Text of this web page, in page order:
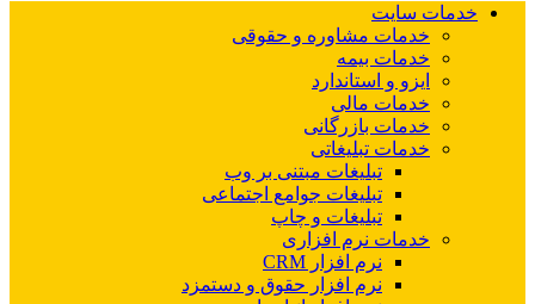
خدمات سایت
خدمات مشاوره و حقوقی
خدمات بیمه
ایزو و استاندارد
خدمات مالی
خدمات بازرگانی
خدمات تبلیغاتی
تبلیغات مبتنی بر وب
تبلیغات جوامع اجتماعی
تبلیغات و چاپ
خدمات نرم افزاری
نرم افزار CRM
نرم افزار حقوق و دستمزد